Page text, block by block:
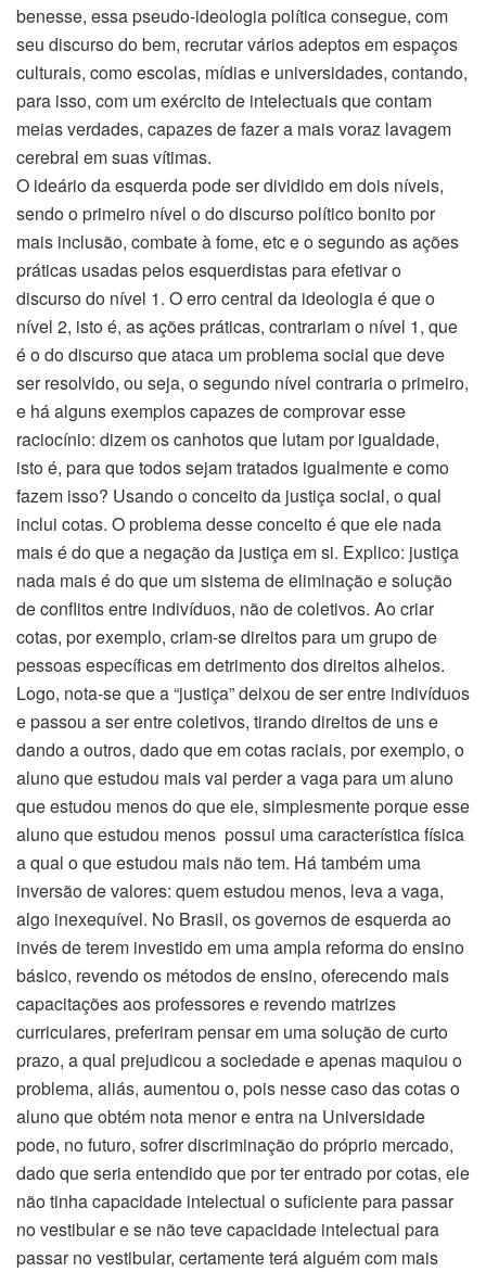
benesse, essa pseudo-ideologia política consegue, com
seu discurso do bem, recrutar vários adeptos em espaços
culturais, como escolas, mídias e universidades, contando,
para isso, com um exército de intelectuais que contam
meias verdades, capazes de fazer a mais voraz lavagem
cerebral em suas vítimas.
O ideário da esquerda pode ser dividido em dois níveis,
sendo o primeiro nível o do discurso político bonito por
mais inclusão, combate à fome, etc e o segundo as ações
práticas usadas pelos esquerdistas para efetivar o
discurso do nível 1. O erro central da ideologia é que o
nível 2, isto é, as ações práticas, contrariam o nível 1, que
é o do discurso que ataca um problema social que deve
ser resolvido, ou seja, o segundo nível contraria o primeiro,
e há alguns exemplos capazes de comprovar esse
raciocínio: dizem os canhotos que lutam por igualdade,
isto é, para que todos sejam tratados igualmente e como
fazem isso? Usando o conceito da justiça social, o qual
inclui cotas. O problema desse conceito é que ele nada
mais é do que a negação da justiça em si. Explico: justiça
nada mais é do que um sistema de eliminação e solução
de conflitos entre indivíduos, não de coletivos. Ao criar
cotas, por exemplo, criam-se direitos para um grupo de
pessoas específicas em detrimento dos direitos alheios.
Logo, nota-se que a “justiça” deixou de ser entre indivíduos
e passou a ser entre coletivos, tirando direitos de uns e
dando a outros, dado que em cotas raciais, por exemplo, o
aluno que estudou mais vai perder a vaga para um aluno
que estudou menos do que ele, simplesmente porque esse
aluno que estudou menos possui uma característica física
a qual o que estudou mais não tem. Há também uma
inversão de valores: quem estudou menos, leva a vaga,
algo inexequível. No Brasil, os governos de esquerda ao
invés de terem investido em uma ampla reforma do ensino
básico, revendo os métodos de ensino, oferecendo mais
capacitações aos professores e revendo matrizes
curriculares, preferiram pensar em uma solução de curto
prazo, a qual prejudicou a sociedade e apenas maquiou o
problema, aliás, aumentou o, pois nesse caso das cotas o
aluno que obtém nota menor e entra na Universidade
pode, no futuro, sofrer discriminação do próprio mercado,
dado que seria entendido que por ter entrado por cotas, ele
não tinha capacidade intelectual o suficiente para passar
no vestibular e se não teve capacidade intelectual para
passar no vestibular, certamente terá alguém com mais